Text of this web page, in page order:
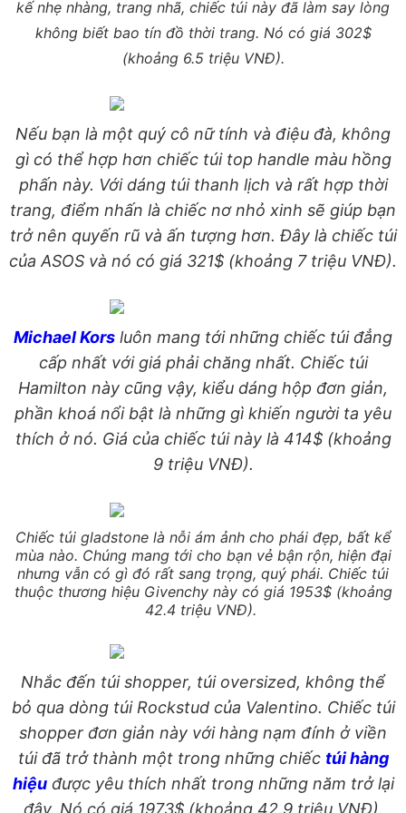
kế nhẹ nhàng, trang nhã, chiếc túi này đã làm say lòng
không biết bao tín đồ thời trang. Nó có giá 302$
(khoảng 6.5 triệu VNĐ).
Nếu bạn là một quý cô nữ tính và điệu đà, không
gì có thể hợp hơn chiếc túi top handle màu hồng
phấn này. Với dáng túi thanh lịch và rất hợp thời
trang, điểm nhấn là chiếc nơ nhỏ xinh sẽ giúp bạn
trở nên quyến rũ và ấn tượng hơn. Đây là chiếc túi
của ASOS và nó có giá 321$ (khoảng 7 triệu VNĐ).
Michael Kors luôn mang tới những chiếc túi đẳng
cấp nhất với giá phải chăng nhất. Chiếc túi
Hamilton này cũng vậy, kiểu dáng hộp đơn giản,
phần khoá nổi bật là những gì khiến người ta yêu
thích ở nó. Giá của chiếc túi này là 414$ (khoảng
9 triệu VNĐ).
Chiếc túi gladstone là nỗi ám ảnh cho phái đẹp, bất kể
mùa nào. Chúng mang tới cho bạn vẻ bận rộn, hiện đại
nhưng vẫn có gì đó rất sang trọng, quý phái. Chiếc túi
thuộc thương hiệu Givenchy này có giá 1953$ (khoảng
42.4 triệu VNĐ).
Nhắc đến túi shopper, túi oversized, không thể
bỏ qua dòng túi Rockstud của Valentino. Chiếc túi
shopper đơn giản này với hàng nạm đính ở viền
túi đã trở thành một trong những chiếc túi hàng
hiệuđược yêu thích nhất trong những năm trở lại
đây. Nó có giá 1973$ (khoảng 42.9 triệu VNĐ).